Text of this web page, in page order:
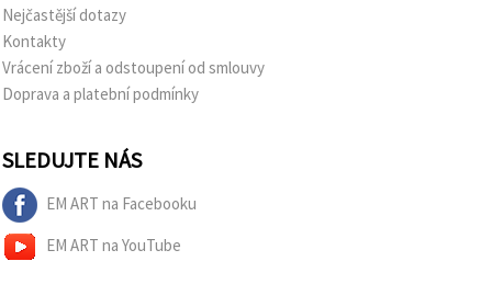
Nejčastější dotazy
Kontakty
Vrácení zboží a odstoupení od smlouvy
Doprava a platební podmínky
SLEDUJTE NÁS
EM ART na Facebooku
EM ART na YouTube